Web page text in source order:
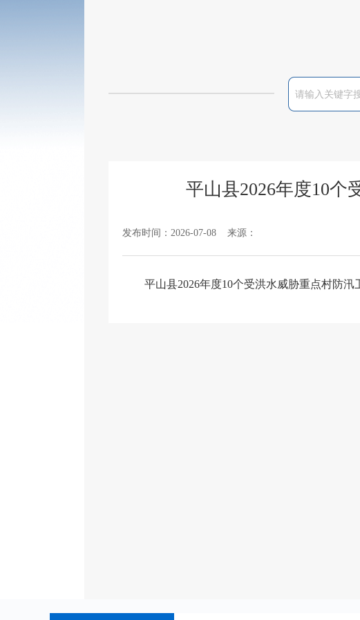
平山县2026年度10个
发布时间：2026-07-08 来源：
平山县2026年度10个受洪水威胁重点村防